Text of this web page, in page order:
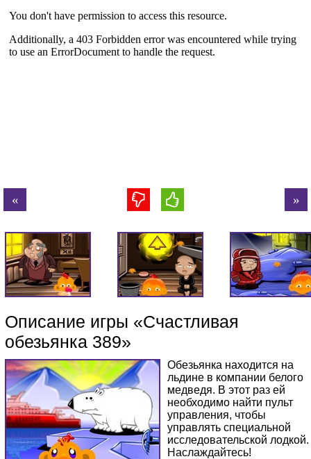
Описание игры «Счастливая
обезьянка 389»
Обезьянка находится на
льдине в компании белого
медведя. В этот раз ей
необходимо найти пульт
управления, чтобы
управлять специальной
исследовательской лодкой.
Наслаждайтесь!